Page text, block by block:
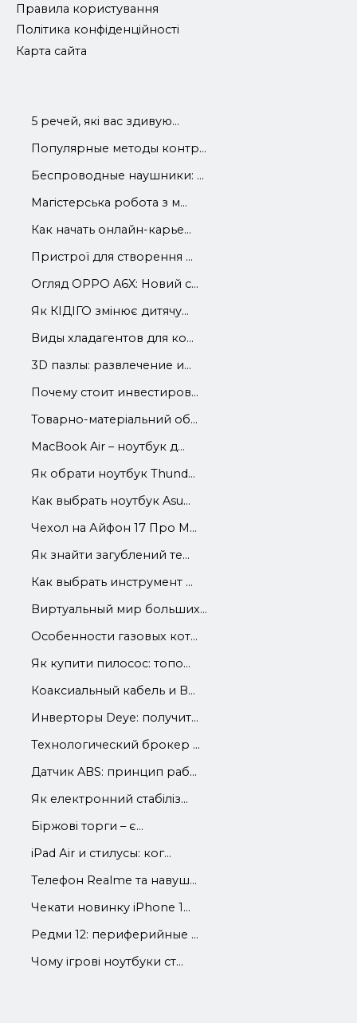
Правила користування
Політика конфіденційності
Карта сайта
5 речей, які вас здивую...
Популярные методы контр...
Беспроводные наушники: ...
Магістерська робота з м...
Как начать онлайн-карье...
Пристрої для створення ...
Огляд OPPO A6X: Новий с...
Як КІДІГО змінює дитячу...
Виды хладагентов для ко...
3D пазлы: развлечение и...
Почему стоит инвестиров...
Товарно-матеріальний об...
MacBook Air – ноутбук д...
Як обрати ноутбук Thund...
Как выбрать ноутбук Asu...
Чехол на Айфон 17 Про М...
Як знайти загублений те...
Как выбрать инструмент ...
Виртуальный мир больших...
Особенности газовых кот...
Як купити пилосос: топо...
Коаксиальный кабель и В...
Инверторы Deye: получит...
Технологический брокер ...
Датчик ABS: принцип раб...
Як електронний стабіліз...
Біржові торги – є...
iРad Аir и стилусы: ког...
Телефон Realme та навуш...
Чекати новинку iPhone 1...
Редми 12: периферийные ...
Чому ігрові ноутбуки ст...